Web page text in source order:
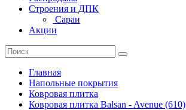
Строения и ДПК
Сараи
Акции
Главная
Напольные покрытия
Ковровая плитка
Ковровая плитка Balsan - Avenue (610)